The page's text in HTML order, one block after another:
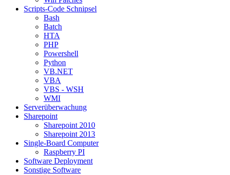
Scripts-Code Schnipsel
Bash
Batch
HTA
PHP
Powershell
Python
VB.NET
VBA
VBS - WSH
WMI
Serverüberwachung
Sharepoint
Sharepoint 2010
Sharepoint 2013
Single-Board Computer
Raspberry PI
Software Deployment
Sonstige Software